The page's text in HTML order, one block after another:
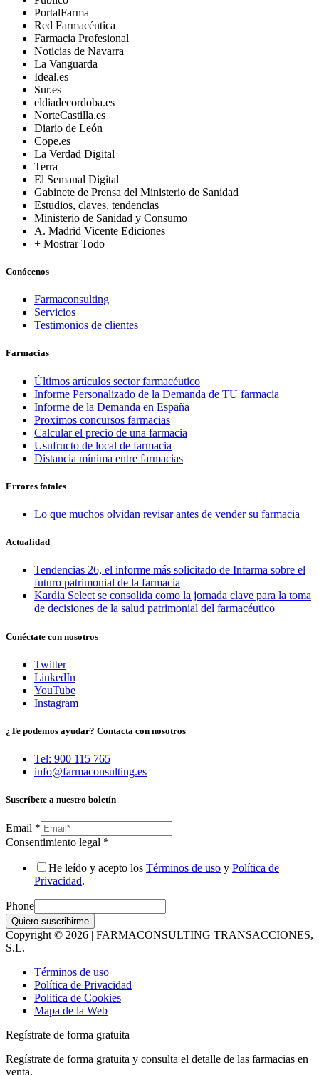
PortalFarma
Red Farmacéutica
Farmacia Profesional
Noticias de Navarra
La Vanguarda
Ideal.es
Sur.es
eldiadecordoba.es
NorteCastilla.es
Diario de León
Cope.es
La Verdad Digital
Terra
El Semanal Digital
Gabinete de Prensa del Ministerio de Sanidad
Estudios, claves, tendencias
Ministerio de Sanidad y Consumo
A. Madrid Vicente Ediciones
+ Mostrar Todo
Conócenos
Farmaconsulting
Servicios
Testimonios de clientes
Farmacias
Últimos artículos sector farmacéutico
Informe Personalizado de la Demanda de TU farmacia
Informe de la Demanda en España
Proximos concursos farmacias
Calcular el precio de una farmacia
Usufructo de local de farmacia
Distancia mínima entre farmacias
Errores fatales
Lo que muchos olvidan revisar antes de vender su farmacia
Actualidad
Tendencias 26, el informe más solicitado de Infarma sobre el
futuro patrimonial de la farmacia
Kardia Select se consolida como la jornada clave para la toma
de decisiones de la salud patrimonial del farmacéutico
Conéctate con nosotros
Twitter
LinkedIn
YouTube
Instagram
¿Te podemos ayudar? Contacta con nosotros
Tel: 900 115 765
info@farmaconsulting.es
Suscríbete a nuestro boletín
Email *
Consentimiento legal *
He leído y acepto los Términos de uso y Política de
Privacidad.
Phone
Quiero suscribirme
Copyright © 2026 | FARMACONSULTING TRANSACCIONES,
S.L.
Términos de uso
Política de Privacidad
Politica de Cookies
Mapa de la Web
Regístrate de forma gratuita
Regístrate de forma gratuita y consulta el detalle de las farmacias en
venta.